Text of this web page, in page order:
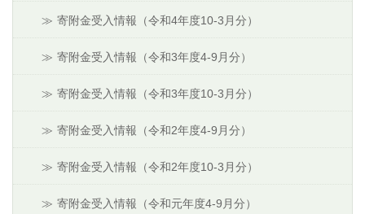
寄附金受入情報（令和4年度10-3月分）
寄附金受入情報（令和3年度4-9月分）
寄附金受入情報（令和3年度10-3月分）
寄附金受入情報（令和2年度4-9月分）
寄附金受入情報（令和2年度10-3月分）
寄附金受入情報（令和元年度4-9月分）